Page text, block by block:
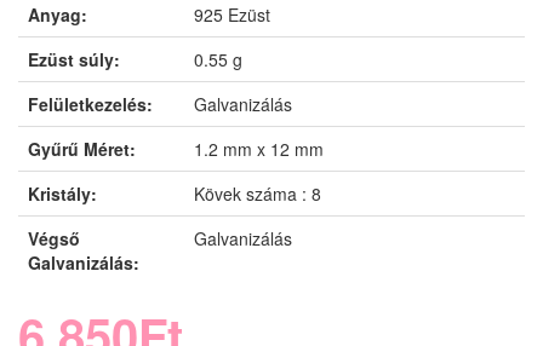
Anyag:
925 Ezüst
Ezüst súly:
0.55 g
Felületkezelés:
Galvanizálás
Gyűrű Méret:
1.2 mm x 12 mm
Kristály:
Kövek száma : 8
Végső
Galvanizálás:
Galvanizálás